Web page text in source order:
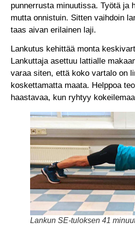
punnerrusta minuutissa. Työtä ja
mutta onnistuin. Sitten vaihdoin
taas aivan erilainen laji.
Lankutus kehittää monta
Lankuttaja asettuu lattialle
varaa siten, että koko vartalo on
koskettamatta maata. Helppoa
haastavaa, kun ryhtyy
Lankun SE-tuloksen 41